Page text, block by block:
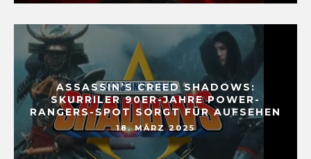
ASSASSIN’S CREED SHADOWS:
SKURRILER 90ER-JAHRE POWER-
RANGERS-SPOT SORGT FÜR AUFSEHEN
18. MÄRZ 2025